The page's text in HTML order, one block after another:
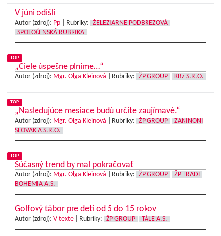
V júni odišli
Autor (zdroj): Pp Rubriky:
ŽELEZIARNE PODBREZOVÁ
SPOLOČENSKÁ RUBRIKA
TOP
„Ciele úspešne plníme…“
Autor (zdroj): Mgr. Oľga Kleinová Rubriky: ŽP GROUP KBZ S.R.O.
TOP
„Nasledujúce mesiace budú určite zaujímavé.“
Autor (zdroj): Mgr. Oľga Kleinová Rubriky: ŽP GROUP
ZANINONI
SLOVAKIA S.R.O.
TOP
Súčasný trend by mal pokračovať
Autor (zdroj): Mgr. Oľga Kleinová Rubriky: ŽP GROUP
ŽP TRADE
BOHEMIA A.S.
Golfový tábor pre deti od 5 do 15 rokov
Autor (zdroj): V texte Rubriky: ŽP GROUP TÁLE A.S.